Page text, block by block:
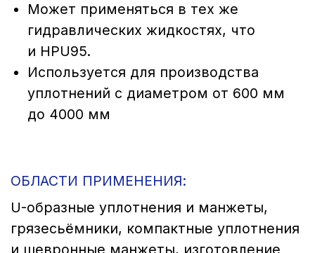
грязесьёмники, компактные уплотнения
демпферов и других деталей
оборудования
ОСОБЕННОСТИ:
НPU95 рекомендуется
разлагающихся гидравлических
и синтетические эфиры) и в пищевых
продуктах.
Cоответствует различным пищевым